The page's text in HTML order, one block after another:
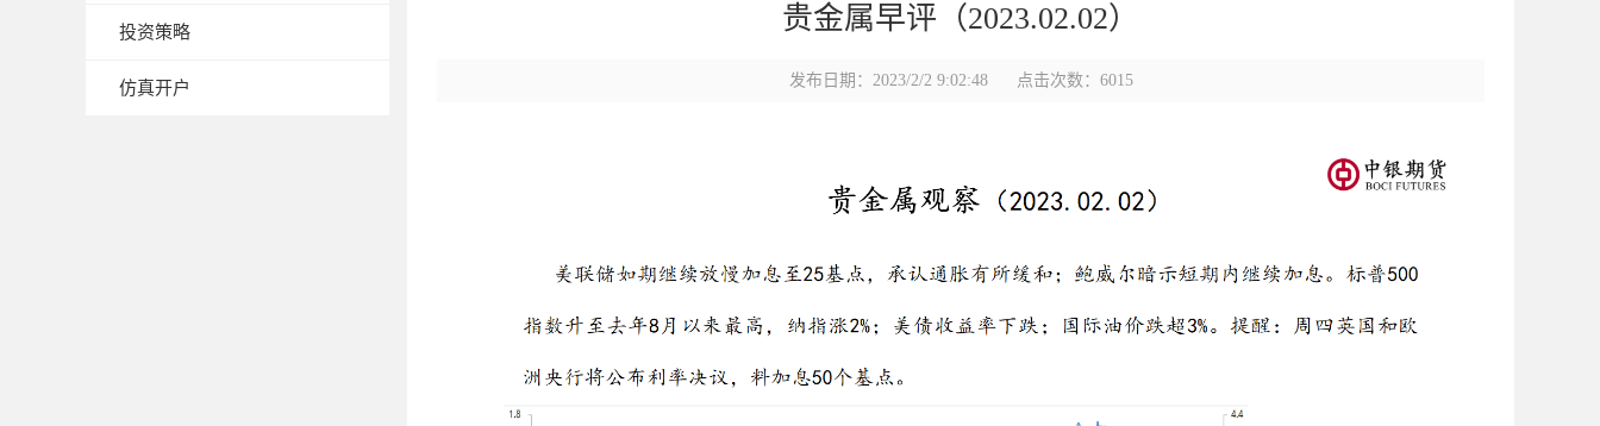
投资策略
仿真开户
贵金属早评（2023.02.02）
发布日期：2023/2/2 9:02:48 点击次数：6015